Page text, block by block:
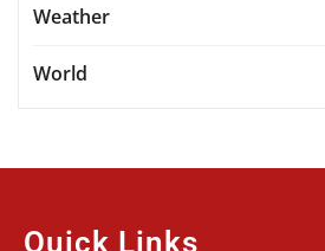
Weather
World
Quick Links